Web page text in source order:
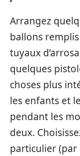
Arrangez
ballons
tuyaux
quelques
choses plus
les enfants et
pendant les
deux.
particulier (par